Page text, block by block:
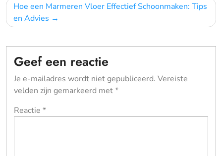
Hoe een Marmeren Vloer Effectief Schoonmaken: Tips
en Advies
Geef een reactie
Je e-mailadres wordt niet gepubliceerd. Vereiste
velden zijn gemarkeerd met*
Reactie *